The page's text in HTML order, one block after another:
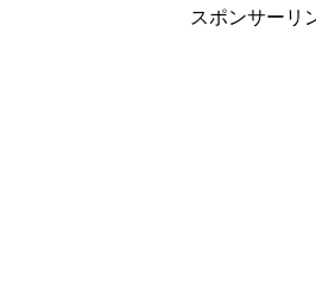
スポンサーリ